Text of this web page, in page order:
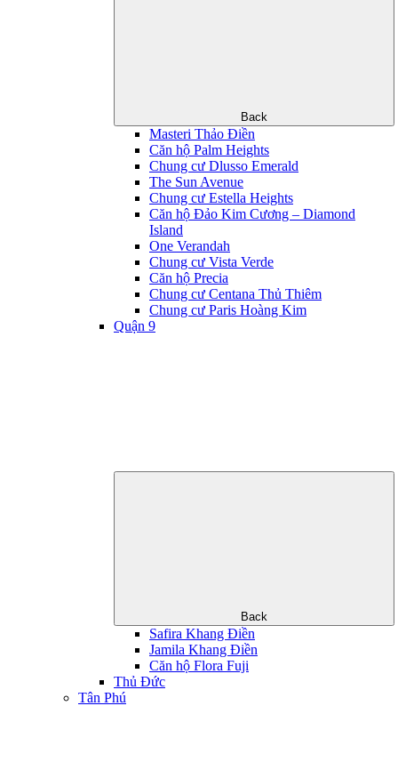
Back
Masteri Thảo Điền
Căn hộ Palm Heights
Chung cư Dlusso Emerald
The Sun Avenue
Chung cư Estella Heights
Căn hộ Đảo Kim Cương – Diamond
Island
One Verandah
Chung cư Vista Verde
Căn hộ Precia
Chung cư Centana Thủ Thiêm
Chung cư Paris Hoàng Kim
Quận 9
Back
Safira Khang Điền
Jamila Khang Điền
Căn hộ Flora Fuji
Thủ Đức
Tân Phú